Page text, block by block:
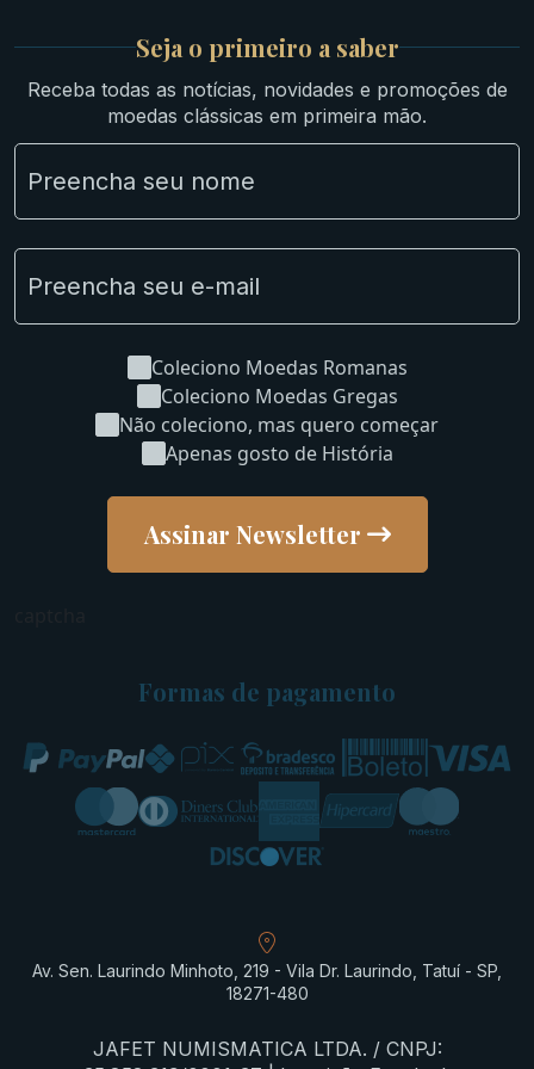
Ibéricas
Lotes Grandes
Material Numismático
NGC e NNC Encapsuladas
Novidades
Seja o primeiro a saber
Receba todas as notícias, novidades e promoções de
moedas clássicas em primeira mão.
Coleciono Moedas Romanas
Coleciono Moedas Gregas
Não coleciono, mas quero começar
Apenas gosto de História
Assinar Newsletter
Formas de pagamento
Av. Sen. Laurindo Minhoto, 219 - Vila Dr. Laurindo, Tatuí - SP,
18271-480
JAFET NUMISMATICA LTDA. / CNPJ: